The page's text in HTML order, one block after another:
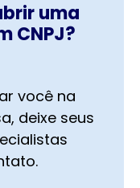
uma
CNPJ?
você na
deixe seus